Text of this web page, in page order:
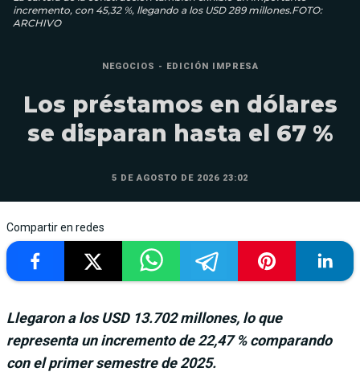
incremento, con 45,32 %, llegando a los USD 289 millones.FOTO:
ARCHIVO
NEGOCIOS - EDICIÓN IMPRESA
Los préstamos en dólares
se disparan hasta el 67 %
5 DE AGOSTO DE 2026 23:02
Compartir en redes
Llegaron a los USD 13.702 millones, lo que
representa un incremento de 22,47 % comparando
con el primer semestre de 2025.